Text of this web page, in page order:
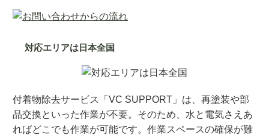
対応エリアは日本全国
付着物除去サービス「VC SUPPORT」は、再塗装や部
品交換といった作業が不要。そのため、水と電気さえあ
ればどこでも作業が可能です。作業スペースの確保が難